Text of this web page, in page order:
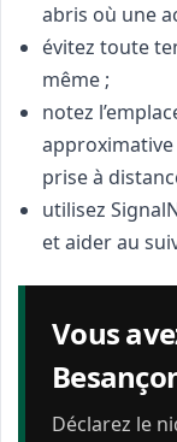
abris où une
évitez toute
même ;
notez
prise à
utilisez
et aider au
Vous
Déclarez le